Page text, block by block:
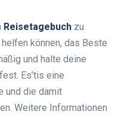
Reisetagebuch zu
können, das Beste
und halte deine
Es’tis eine
und die damit
Weitere Informationen